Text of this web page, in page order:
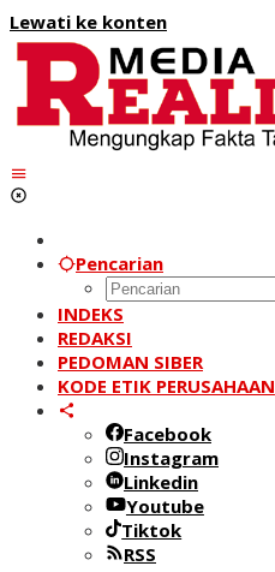
Lewati ke konten
Pencarian
INDEKS
REDAKSI
PEDOMAN SIBER
KODE ETIK PERUSAHAAN
Facebook
Instagram
Linkedin
Youtube
Tiktok
RSS